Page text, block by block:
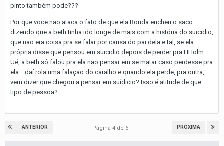
pinto também pode???
Por que voce nao ataca o fato de que ela Ronda encheu o saco
dizendo que a beth tinha ido longe de mais com a história do suicidio,
que nao era coisa pra se falar por causa do pai dela e tal, se ela
própria disse que pensou em suicidio depois de perder pra HHolm.
Ué, a beth só falou pra ela nao pensar em se matar caso perdesse pra
ela... daí rola uma falaçao do caralho e quando ela perde, pra outra,
vem dizer que chegou a pensar em suídicio? Isso é atitude de que
tipo de pessoa?
ANTERIOR PRÓXIMA
Página 4 de 6